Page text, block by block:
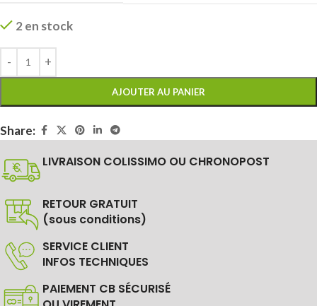
2 en stock
AJOUTER AU PANIER
Share:
LIVRAISON COLISSIMO OU CHRONOPOST
RETOUR GRATUIT
(sous conditions)
SERVICE CLIENT
INFOS TECHNIQUES
PAIEMENT CB SÉCURISÉ